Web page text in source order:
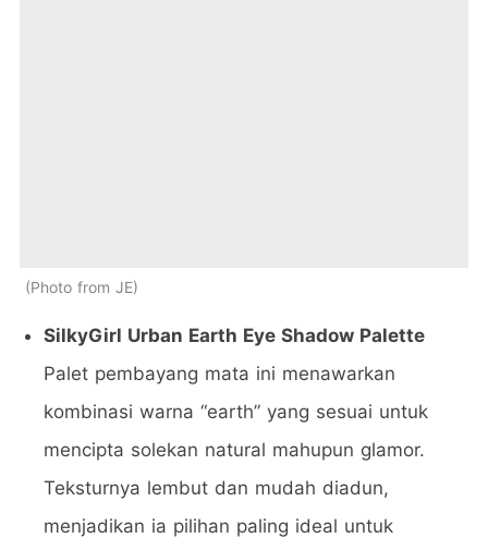
Photo from JE
SilkyGirl Urban Earth Eye Shadow Palette
Palet pembayang mata ini menawarkan
kombinasi warna “earth” yang sesuai untuk
mencipta solekan natural mahupun glamor.
Teksturnya lembut dan mudah diadun,
menjadikan ia pilihan paling ideal untuk